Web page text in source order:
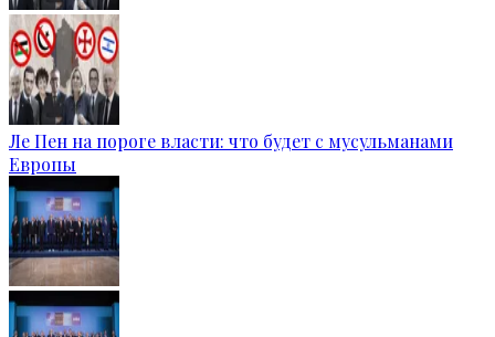
Ле Пен на пороге власти: что будет с мусульманами
Европы